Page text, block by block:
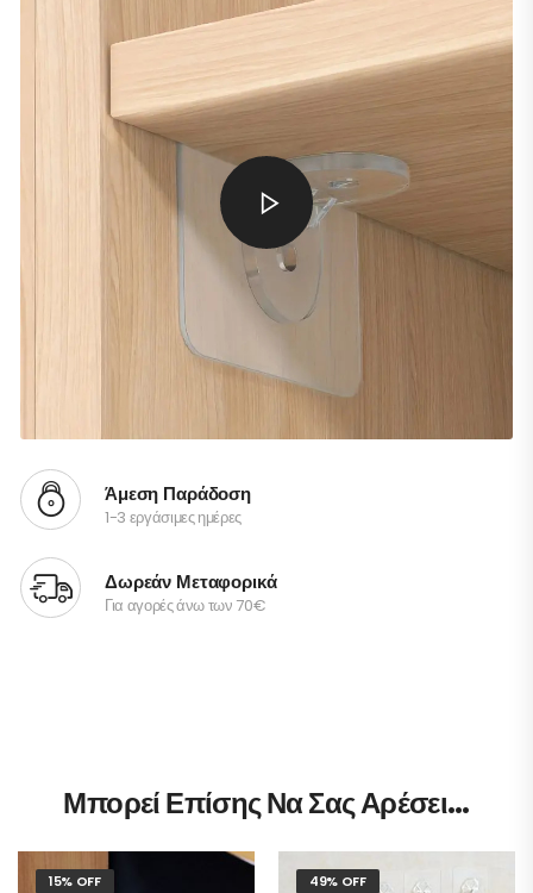
Άμεση Παράδοση
1-3 εργάσιμες ημέρες
Δωρεάν Μεταφορικά
Για αγορές άνω των 70€
Μπορεί Επίσης Να Σας Αρέσει…
15% OFF 49% OFF